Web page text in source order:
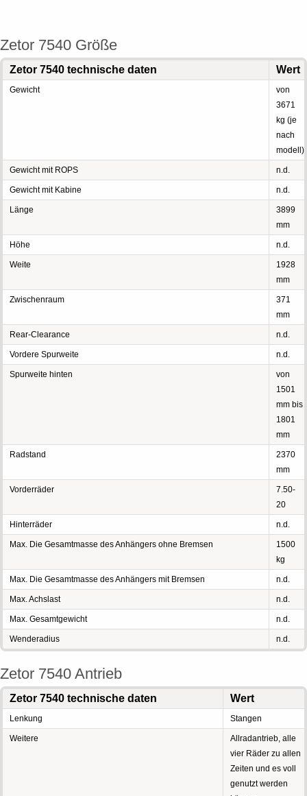
Zetor 7540 Größe
Zetor 7540 technische daten Wert
Gewicht
von
3671
kg (je
nach
modell)
Gewicht mit ROPS n.d.
Gewicht mit Kabine n.d.
Länge
3899
mm
Höhe n.d.
Weite
1928
mm
Zwischenraum
371
mm
Rear-Clearance n.d.
Vordere Spurweite n.d.
Spurweite hinten
von
1501
mm bis
1801
mm
Radstand
2370
mm
Vorderräder
7.50-
20
Hinterräder n.d.
Max. Die Gesamtmasse des Anhängers ohne Bremsen
1500
kg
Max. Die Gesamtmasse des Anhängers mit Bremsen n.d.
Max. Achslast n.d.
Max. Gesamtgewicht n.d.
Wenderadius n.d.
Zetor 7540 Antrieb
Zetor 7540 technische daten Wert
Lenkung Stangen
Weitere
Allradantrieb, alle
vier Räder zu allen
Zeiten und es voll
genutzt werden